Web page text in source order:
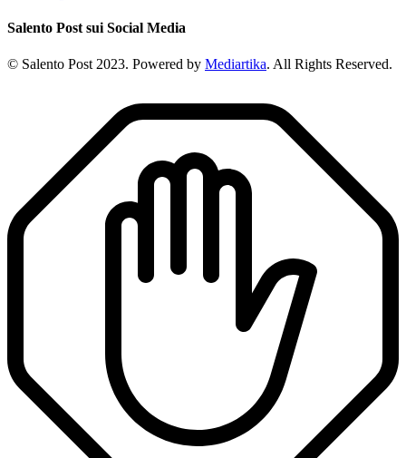
Salento Post sui Social Media
© Salento Post 2023. Powered by Mediartika. All Rights Reserved.